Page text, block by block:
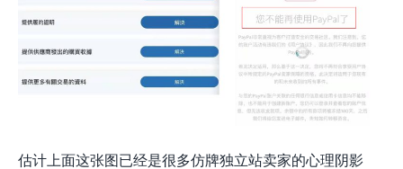
估计上面这张图已经是很多仿牌独立站卖家的心理阴影